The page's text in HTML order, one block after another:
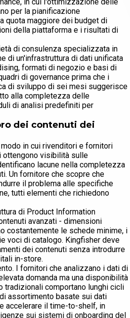
in cui l'ottimizzazione delle
per la pianificazione
quota maggiore dei budget di
della piattaforma e i risultati di
di consulenza specializzata in
di un'infrastruttura di dati unificata
formati di negozio e basi di
di governance prima che i
di sviluppo di sei mesi suggerisce
alla completezza delle
di analisi predefiniti per
dei contenuti dei
in cui rivenditori e fornitori
ottengono visibilità sulle
lacune nella completezza
Un fornitore che scopre che
il problema alle specifiche
tutti elementi che richiedono
di Product Information
avanzati - dimensioni
costantemente le schede minime, i
voci di catalogo. Kingfisher deve
dei contenuti senza introdurre
in-store.
I fornitori che analizzano i dati di
domanda ma una disponibilità
tradizionali comportano lunghi cicli
assortimento basate sui dati
accelerare il time-to-shelf, in
sui sistemi di onboarding del